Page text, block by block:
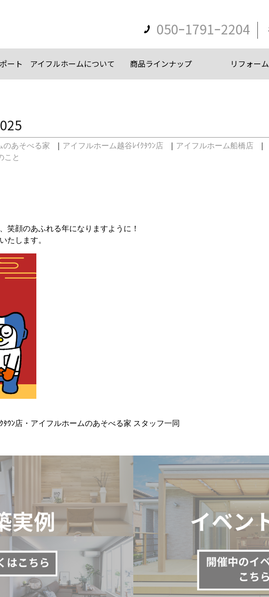
050ｰ1791ｰ2204
ート アイフルホームについて 商品ラインナップ リフォーム
のあそべる家 アイフルホーム越谷ﾚｲｸﾀｳﾝ店 アイフルホーム船橋店
こと
笑顔のあふれる年になりますように！
たします。
ｳﾝ店・アイフルホームのあそべる家 スタッフ一同